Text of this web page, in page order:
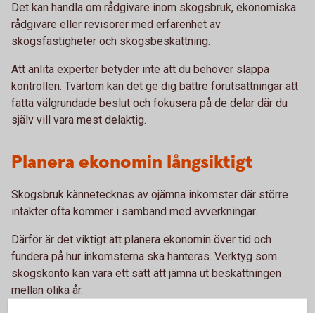
Det kan handla om rådgivare inom skogsbruk, ekonomiska
rådgivare eller revisorer med erfarenhet av
skogsfastigheter och skogsbeskattning.
Att anlita experter betyder inte att du behöver släppa
kontrollen. Tvärtom kan det ge dig bättre förutsättningar att
fatta välgrundade beslut och fokusera på de delar där du
själv vill vara mest delaktig.
Planera ekonomin långsiktigt
Skogsbruk kännetecknas av ojämna inkomster där större
intäkter ofta kommer i samband med avverkningar.
Därför är det viktigt att planera ekonomin över tid och
fundera på hur inkomsterna ska hanteras. Verktyg som
skogskonto kan vara ett sätt att jämna ut beskattningen
mellan olika år.